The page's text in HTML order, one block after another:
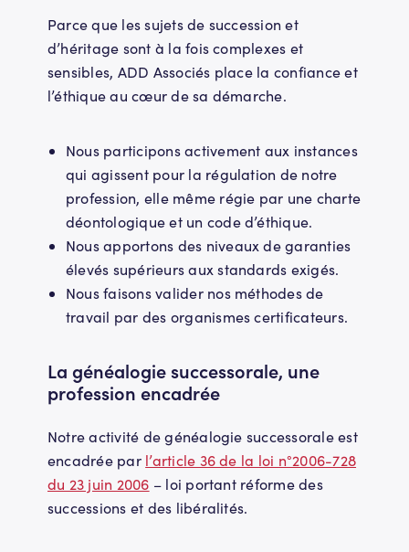
Parce que les sujets de succession et
d’héritage sont à la fois complexes et
sensibles, ADD Associés place la confiance et
l’éthique au cœur de sa démarche.
Nous participons activement aux instances
qui agissent pour la régulation de notre
profession, elle même régie par une charte
déontologique et un code d’éthique.
Nous apportons des niveaux de garanties
élevés supérieurs aux standards exigés.
Nous faisons valider nos méthodes de
travail par des organismes certificateurs.
La généalogie successorale, une
profession encadrée
Notre activité de généalogie successorale est
encadrée par l’article 36 de la loi n°2006-728
du 23 juin 2006 – loi portant réforme des
successions et des libéralités.